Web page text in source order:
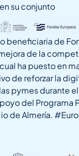
su conjunto
beneficiaria de
de la
ha puesto en
de reforzar la
pymes durante el
del Programa
de Almería.